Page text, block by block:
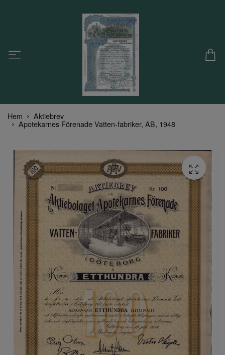
Hem Aktiebrev
Apotekarnes Förenade Vatten-fabriker, AB, 1948